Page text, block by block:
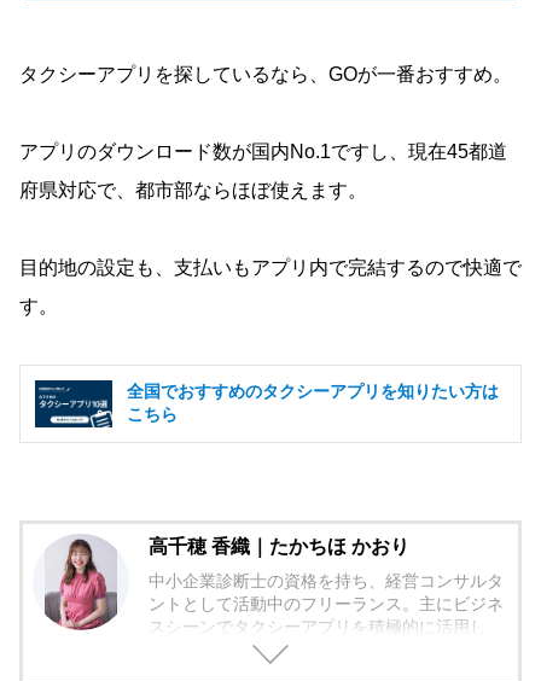
タクシーアプリを探しているなら、GOが一番おすすめ。
アプリのダウンロード数が国内No.1ですし、現在45都道
府県対応で、都市部ならほぼ使えます。
目的地の設定も、支払いもアプリ内で完結するので快適で
す。
全国でおすすめのタクシーアプリを知りたい方は
こちら
高千穂 香織｜たかちほ かおり
中小企業診断士の資格を持ち、経営コンサルタ
ントとして活動中のフリーランス。主にビジネ
スシーンでタクシーアプリを積極的に活用し、
クライアントとのスマートな移動を実現。新機